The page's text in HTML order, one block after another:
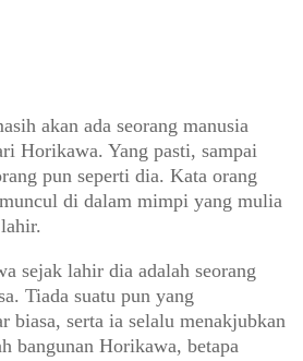
akan ada seorang manusia
Horikawa. Yang pasti, sampai
pun seperti dia. Kata orang
di dalam mimpi yang mulia
sejak lahir dia adalah seorang
Tiada suatu pun yang
biasa, serta ia selalu menakjubkan
bangunan Horikawa, betapa